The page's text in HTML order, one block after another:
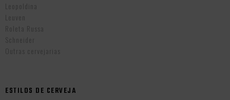
Leopoldina
Leuven
Roleta Russa
Schneider
Outras cervejarias
ESTILOS DE CERVEJA